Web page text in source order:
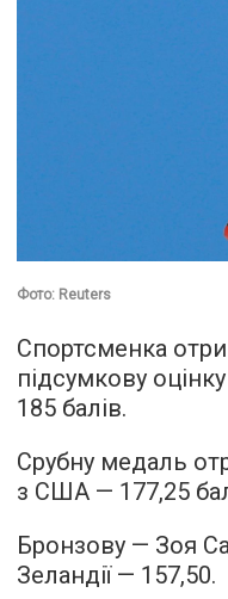
Фото: Reuters
Спортсменка
підсумкову
185 балів.
Срубну медаль
з США — 177,25
Бронзову — Зоя
Зеландії — 157,50.